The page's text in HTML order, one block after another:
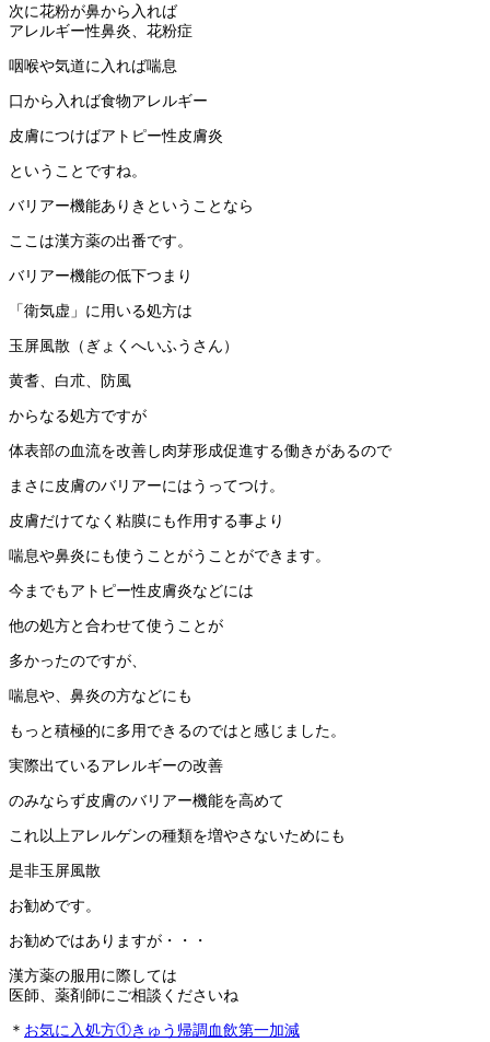
次に花粉が鼻から入れば
アレルギー性鼻炎、花粉症
咽喉や気道に入れば喘息
口から入れば食物アレルギー
皮膚につけばアトピー性皮膚炎
ということですね。
バリアー機能ありきということなら
ここは漢方薬の出番です。
バリアー機能の低下つまり
「衛気虚」に用いる処方は
玉屏風散（ぎょくへいふうさん）
黄耆、白朮、防風
からなる処方ですが
体表部の血流を改善し肉芽形成促進する働きがあるので
まさに皮膚のバリアーにはうってつけ。
皮膚だけてなく粘膜にも作用する事より
喘息や鼻炎にも使うことがうことができます。
今までもアトピー性皮膚炎などには
他の処方と合わせて使うことが
多かったのですが、
喘息や、鼻炎の方などにも
もっと積極的に多用できるのではと感じました。
実際出ているアレルギーの改善
のみならず皮膚のバリアー機能を高めて
これ以上アレルゲンの種類を増やさないためにも
是非玉屏風散
お勧めです。
お勧めではありますが・・・
漢方薬の服用に際しては
医師、薬剤師にご相談くださいね
＊ お気に入処方①きゅう帰調血飲第一加減